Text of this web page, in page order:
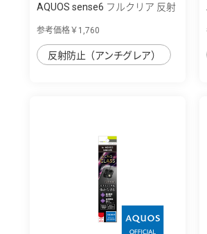
AQUOS sense6 フルクリア 反射
参考価格￥1,760
反射防止（アンチグレア）